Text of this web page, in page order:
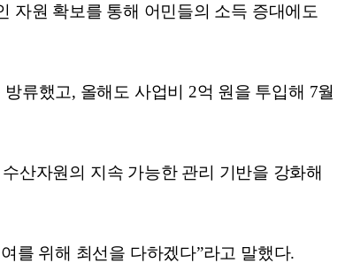
자원 확보를 통해 어민들의 소득 증대에도
류했고, 올해도 사업비 2억 원을 투입해 7월
산자원의 지속 가능한 관리 기반을 강화해
를 위해 최선을 다하겠다”라고 말했다.